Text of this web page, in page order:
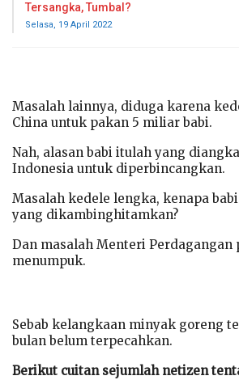
Tersangka, Tumbal?
Selasa, 19 April 2022
Masalah lainnya, diduga karena
China untuk pakan 5 miliar babi.
Nah, alasan babi itulah yang
Indonesia untuk diperbincangkan.
Masalah kedele lengka, kenapa
yang dikambinghitamkan?
Dan masalah Menteri Perdagangan
menumpuk.
Sebab kelangkaan minyak goreng
bulan belum terpecahkan.
Berikut cuitan sejumlah netizen